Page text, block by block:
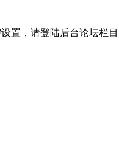
置，请登陆后台论坛栏